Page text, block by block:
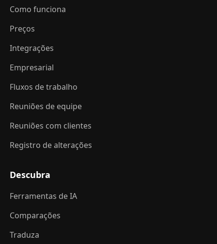
Como funciona
Preços
Integrações
Empresarial
Fluxos de trabalho
Reuniões de equipe
Reuniões com clientes
Registro de alterações
Descubra
Ferramentas de IA
Comparações
Traduza